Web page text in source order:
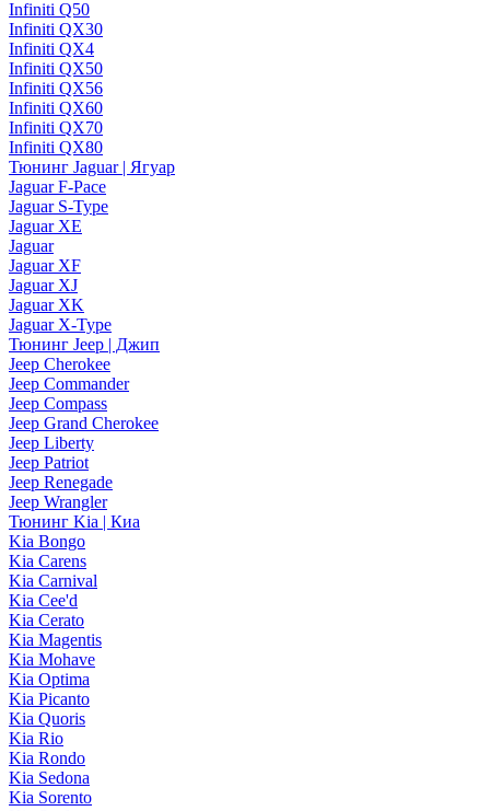
Infiniti Q50
Infiniti QX30
Infiniti QX4
Infiniti QX50
Infiniti QX56
Infiniti QX60
Infiniti QX70
Infiniti QX80
Тюнинг Jaguar | Ягуар
Jaguar F-Pace
Jaguar S-Type
Jaguar XE
Jaguar
Jaguar XF
Jaguar XJ
Jaguar XK
Jaguar X-Type
Тюнинг Jeep | Джип
Jeep Cherokee
Jeep Commander
Jeep Compass
Jeep Grand Cherokee
Jeep Liberty
Jeep Patriot
Jeep Renegade
Jeep Wrangler
Тюнинг Kia | Киа
Kia Bongo
Kia Carens
Kia Carnival
Kia Cee'd
Kia Cerato
Kia Magentis
Kia Mohave
Kia Optima
Kia Picanto
Kia Quoris
Kia Rio
Kia Rondo
Kia Sedona
Kia Sorento